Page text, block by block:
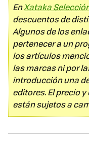
EnXataka
descuentos de
Algunos de los
pertenecer a un
los artículos
las marcas ni por
introducción una
editores. El precio
están sujetos a